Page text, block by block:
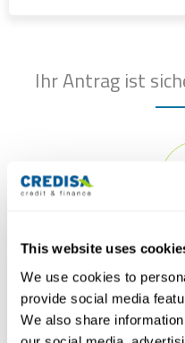
This website uses
We use cookies to
provide social media
We also share
Ihr Antrag ist
Credisa legt grössten Wert
sorgsam behandelt und
gelöscht. Auf Wunsch